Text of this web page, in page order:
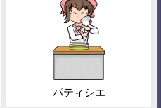
パティシエ